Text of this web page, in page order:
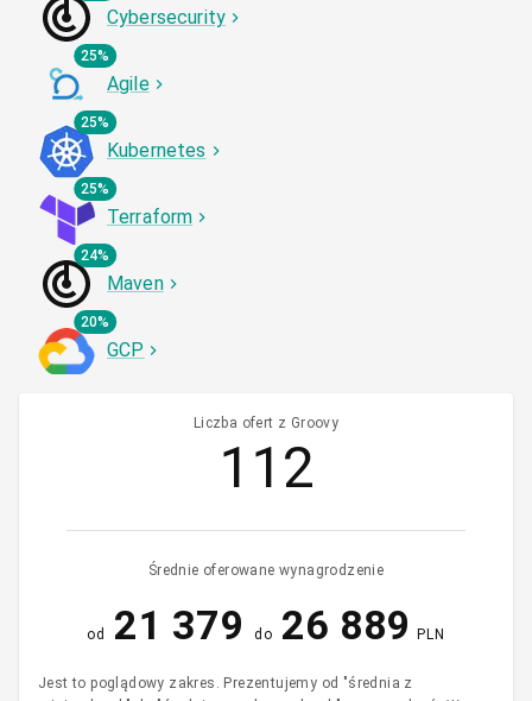
Cybersecurity
25%
Agile
25%
Kubernetes
25%
Terraform
24%
Maven
20%
GCP
Liczba ofert z Groovy
112
Średnie oferowane wynagrodzenie
od 21 379 do 26 889 PLN
Jest to poglądowy zakres. Prezentujemy od "średnia z